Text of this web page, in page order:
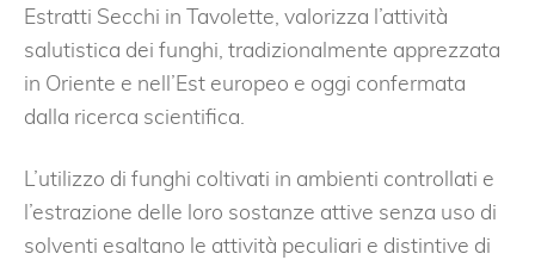
Estratti Secchi in Tavolette, valorizza l’attività
salutistica dei funghi, tradizionalmente apprezzata
in Oriente e nell’Est europeo e oggi confermata
dalla ricerca scientifica.
L’utilizzo di funghi coltivati in ambienti controllati e
l’estrazione delle loro sostanze attive senza uso di
solventi esaltano le attività peculiari e distintive di